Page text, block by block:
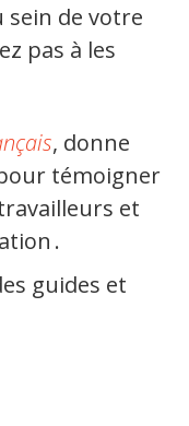
de votre
pas à les
, donne
témoigner
et
.
guides et